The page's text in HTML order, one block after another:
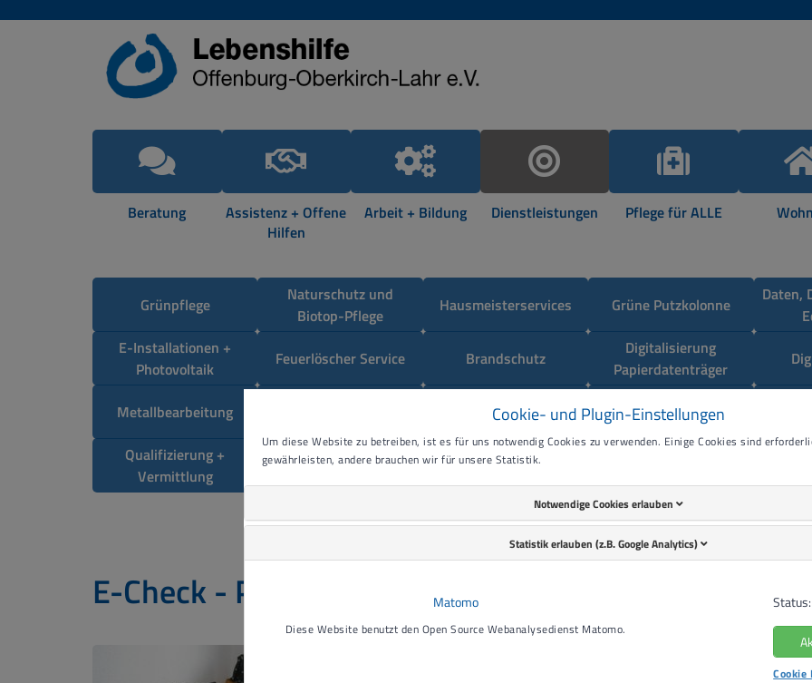
Beratung
Assistenz + Offene
Hilfen
Arbeit + Bildung Dienstleistungen Pflege für ALLE
Grünpflege
Naturschutz und
Biotop-Pflege
Hausmeisterservices Grüne Putzkolonne
Daten,
E-Installationen +
Photovoltaik
Feuerlöscher Service Brandschutz
Digitalisierung
Papierdatenträger
Metallbearbeitung Druckerei Einzelhandel + Bistro
Qualifizierung +
Vermittlung
Malerei
E-Check - Prüfung ortsveränderlicher elektrischer
Erklärung: Es handelt sich hier um elektrische Geräte,
Cookie- und Plugin-Einstellungen
Um diese Website zu betreiben, ist es für uns notwendig Cookies zu verwenden. Einige Cookies sind
gewährleisten, andere brauchen wir für unsere Statistik.
Notwendige Cookies erlauben
Statistik erlauben (z.B. Google Analytics)
Matomo
Diese Website benutzt den Open Source Webanalysedienst Matomo.
Status:
Cookie